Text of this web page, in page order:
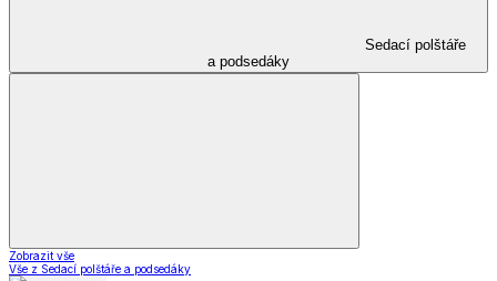
Sedací polštáře
a podsedáky
Zobrazit vše
Vše z Sedací polštáře a podsedáky